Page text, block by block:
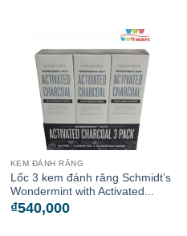
KEM ĐÁNH RĂNG
Lốc 3 kem đánh răng Schmidt’s
Wondermint with Activated...
₫540,000